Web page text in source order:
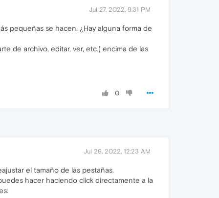
Jul 27, 2022, 9:31 PM
pequeñas se hacen. ¿Hay alguna forma de
de archivo, editar, ver, etc.) encima de las
0
Jul 29, 2022, 12:23 AM
el tamaño de las pestañas.
hacer haciendo click directamente a la